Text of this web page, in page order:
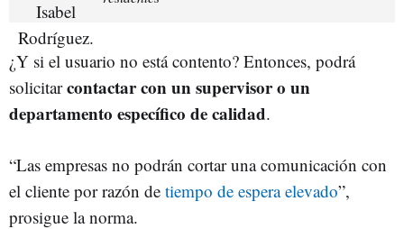
¿Y si el usuario no está contento? Entonces, podrá
solicitarcontactar con un supervisor o un
departamento específico de calidad.
“Las empresas no podrán cortar una comunicación con
el cliente por razón de tiempo de espera elevado”,
prosigue la norma.